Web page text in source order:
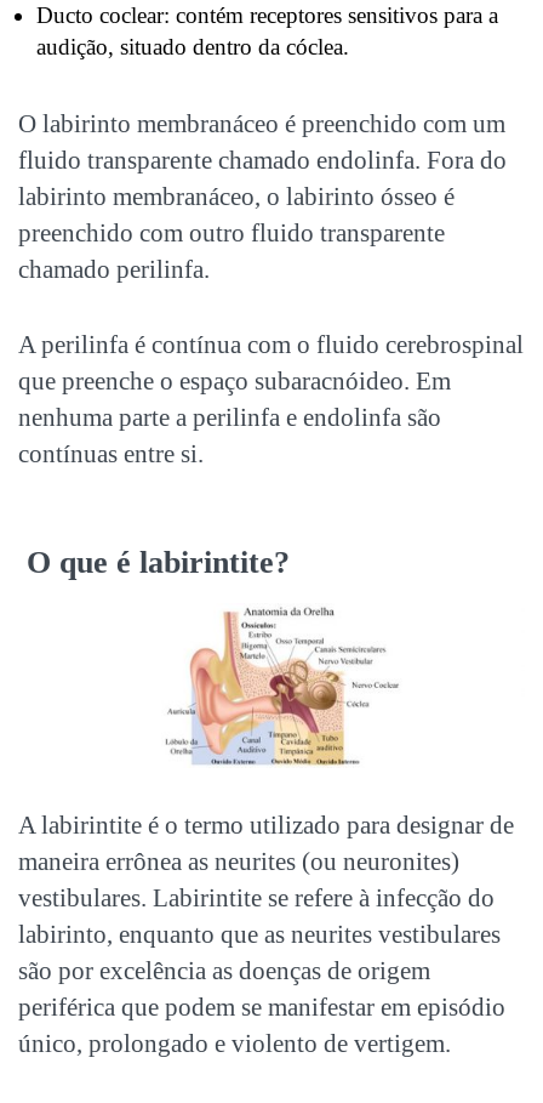
Ducto coclear: contém receptores sensitivos para a
audição, situado dentro da cóclea.
O labirinto membranáceo é preenchido com um
fluido transparente chamado endolinfa. Fora do
labirinto membranáceo, o labirinto ósseo é
preenchido com outro fluido transparente
chamado perilinfa.
A perilinfa é contínua com o fluido cerebrospinal
que preenche o espaço subaracnóideo. Em
nenhuma parte a perilinfa e endolinfa são
contínuas entre si.
O que é labirintite?
A labirintite é o termo utilizado para designar de
maneira errônea as neurites (ou neuronites)
vestibulares. Labirintite se refere à infecção do
labirinto, enquanto que as neurites vestibulares
são por excelência as doenças de origem
periférica que podem se manifestar em episódio
único, prolongado e violento de vertigem.